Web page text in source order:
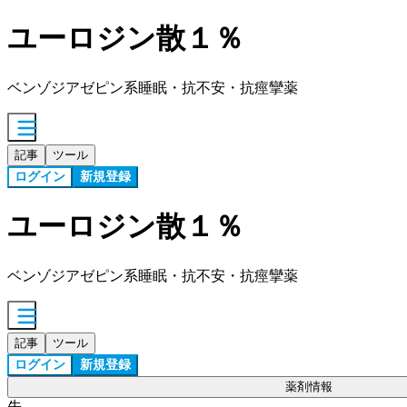
ユーロジン散１％
ベンゾジアゼピン系睡眠・抗不安・抗痙攣薬
記事 ツール
ログイン 新規登録
ユーロジン散１％
ベンゾジアゼピン系睡眠・抗不安・抗痙攣薬
記事 ツール
ログイン 新規登録
薬剤情報